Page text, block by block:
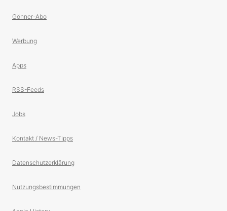
Gönner-Abo
Werbung
Apps
RSS-Feeds
Jobs
Kontakt / News-Tipps
Datenschutzerklärung
Nutzungsbestimmungen